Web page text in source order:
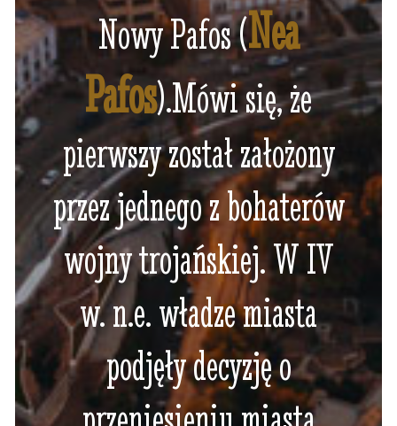
Nowy Pafos (Nea
Pafos).Mówi się, że
pierwszy został założony
przez jednego z bohaterów
wojny trojańskiej. W IV
w. n.e. władze miasta
podjęły decyzję o